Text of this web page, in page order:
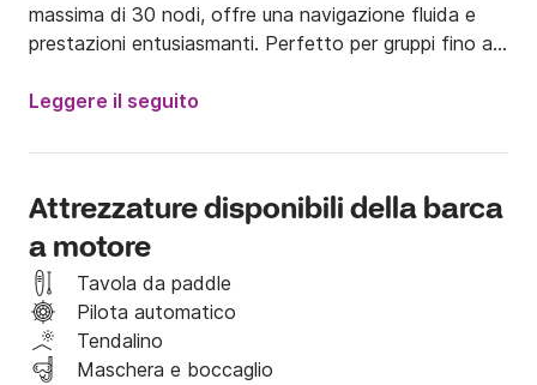
massima di 30 nodi, offre una navigazione fluida e
prestazioni entusiasmanti. Perfetto per gruppi fino a
giornaliere lungo la Costiera Amalfitana e il Golfo di
• 2+1 comode cabine (5 posti letto)
• 2 bagni con doccia
• Ampio salone interno con zona pranzo
• Cucina completamente attrezzata
• Ampie zone prendisole a prua e a poppa
• Aria condizionata e moderni sistemi di navigazione
Leggere il seguito
Attrezzature disponibili della barca
a motore
Tavola da paddle
Pilota automatico
Tendalino
Maschera e boccaglio